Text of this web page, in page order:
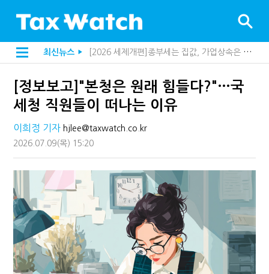
최신뉴스 ▶
[2026 세제개편]종부세는 집값, 가업상속은 기술…납세자가 꼭 볼 5가지
[2026 세제개편]10년 실거주도 불안…1주택자 세 부담 어떻게 달라질까
내 지분만 봤다간 낭패…주식 양도세 추징 부른 '3가지 실수'
세무법인 HKL, 조사·재산세 전문가 임종수 세무사 영입
김밥엔 어떤 술 어울릴까?…국세청이 K-푸드 꺼낸 까닭
배달라이더 원천징수 세금 인하…환급 플랫폼 수익성 악화될까
상속·증여세 조사, 이제 코인거래소까지 샅샅이 본다
고액자산가 더 옥죈다…해외신탁 미신고 제보에 포상금
반도체·AI로봇 국내 생산땐 세금 깎아준다
"오래 보유보다 오래 살아야"…1주택 세금 '실거주' 중심으로
강남이 좋다는 건 옛말…강서세무서장이 더 낫다?
[정보보고]"본청은 원래 힘들다?"…국
세청 직원들이 떠나는 이유
이희정 기자 hjlee@taxwatch.co.kr
2026.07.09(목) 15:20